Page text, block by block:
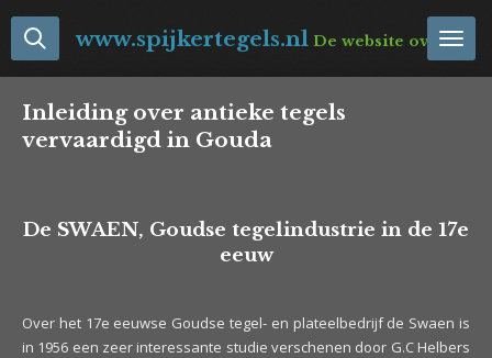
Ga
direct
hoofdinhoud
www.spijkertegels.nl De website over
Inleiding over antieke tegels
vervaardigd in Gouda
De SWAEN, Goudse tegelindustrie in de 17e
eeuw
Over het 17e eeuwse Goudse tegel- en plateelbedrijf de Swaen is
in 1956 een zeer interessante studie verschenen door G.C Helbers